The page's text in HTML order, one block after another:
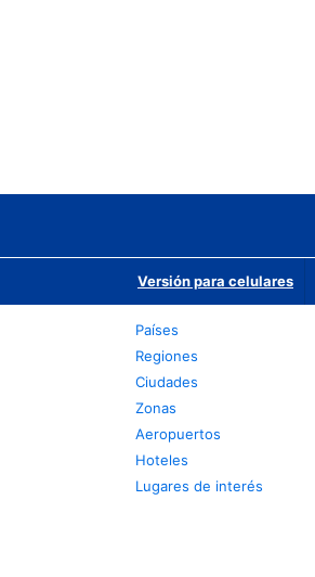
Versión para celulares
Países
Regiones
Ciudades
Zonas
Aeropuertos
Hoteles
Lugares de interés